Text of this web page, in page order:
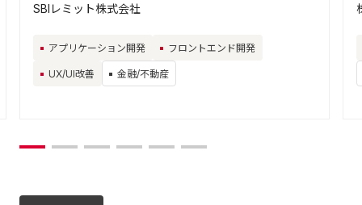
SBIレミット株式会社
アプリケーション開発 フロントエンド開発
UX/UI改善 金融/不動産